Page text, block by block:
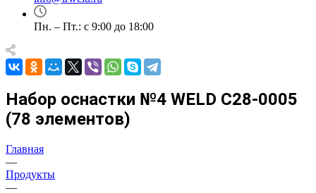
Пн. – Пт.: с 9:00 до 18:00
Набор оснастки №4 WELD С28-0005
(78 элементов)
Главная
—
Продукты
—